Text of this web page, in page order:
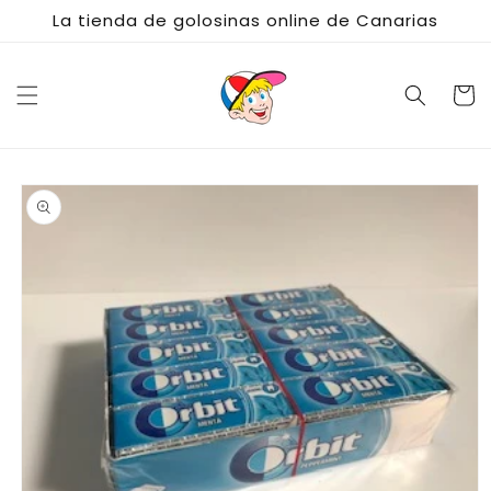
directamente
La tienda de golosinas online de Canarias
Carrito
directamente
a la
información